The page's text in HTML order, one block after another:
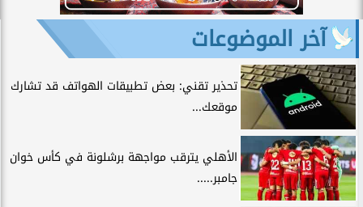
آخر الموضوعات
تحذير تقني: بعض تطبيقات الهواتف قد تشارك
موقعك...
الأهلي يترقب مواجهة برشلونة في كأس خوان
جامبر.....